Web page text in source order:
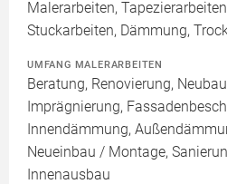
Malerarbeiten,
Stuckarbeiten, Dämmung,
UMFANG MALERARBEITEN
Beratung, Renovierung,
Imprägnierung,
Innendämmung,
Neueinbau / Montage,
Innenausbau